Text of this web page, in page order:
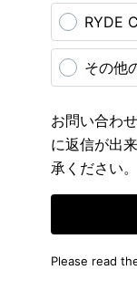
RYDE
その他
お問い合わ
に返信が出
承ください。
Please read